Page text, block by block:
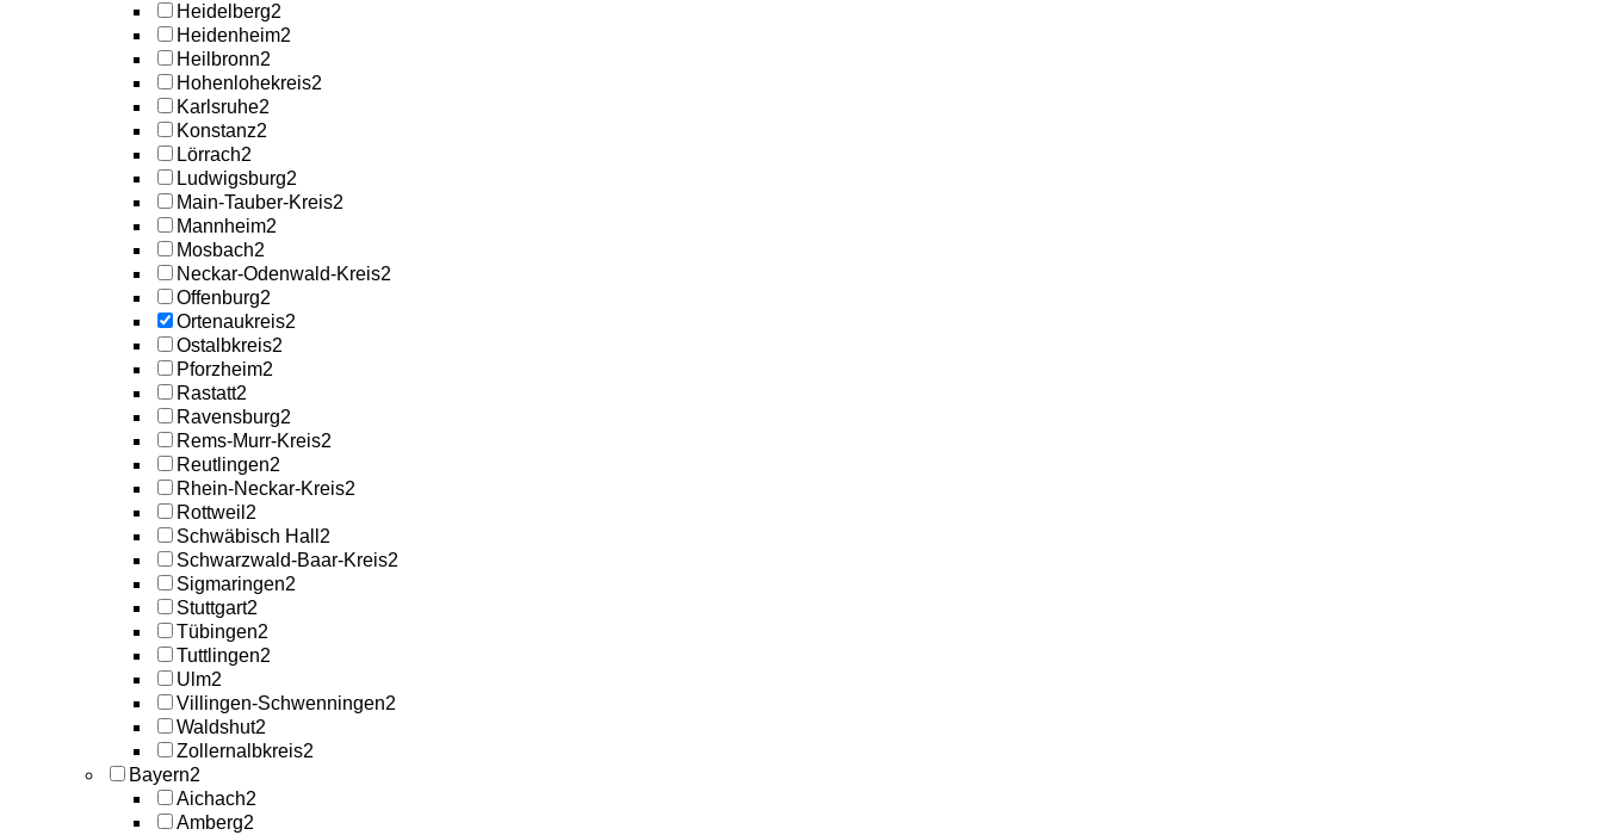
Heidelberg2
Heidenheim2
Heilbronn2
Hohenlohekreis2
Karlsruhe2
Konstanz2
Lörrach2
Ludwigsburg2
Main-Tauber-Kreis2
Mannheim2
Mosbach2
Neckar-Odenwald-Kreis2
Offenburg2
Ortenaukreis2
Ostalbkreis2
Pforzheim2
Rastatt2
Ravensburg2
Rems-Murr-Kreis2
Reutlingen2
Rhein-Neckar-Kreis2
Rottweil 2
Schwäbisch Hall 2
Schwarzwald-Baar-Kreis2
Sigmaringen2
Stuttgart2
Tübingen2
Tuttlingen2
Ulm2
Villingen-Schwenningen2
Waldshut2
Zollernalbkreis2
Bayern2
Aichach2
Amberg2